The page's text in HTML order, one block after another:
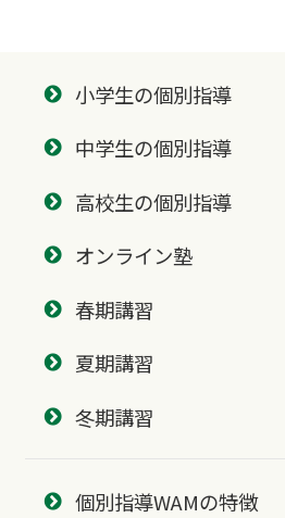
小学生の個別指導
中学生の個別指導
高校生の個別指導
オンライン塾
春期講習
夏期講習
冬期講習
個別指導WAMの特徴